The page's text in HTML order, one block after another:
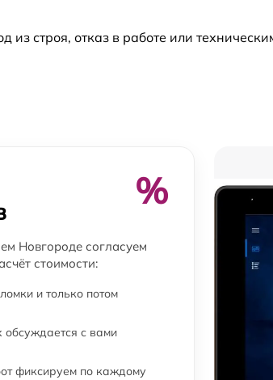
от 60 мин
от 60 мин
строя, отказ в работе или
%
Новгороде согласуем
стоимости:
и только потом
обсуждается с вами
фиксируем по каждому